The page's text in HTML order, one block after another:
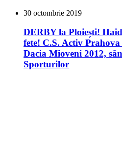
30 octombrie 2019
DERBY la Ploiești!
fete! C.S. Activ Prahova
Dacia Mioveni 2012,
Sporturilor